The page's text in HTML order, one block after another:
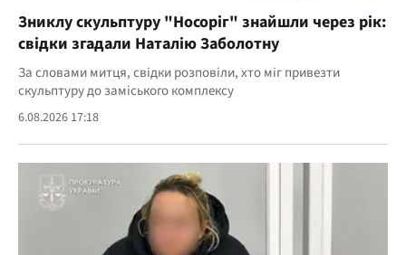
Зниклу скульптуру "Носоріг" знайшли через рік:
свідки згадали Наталію Заболотну
За словами митця, свідки розповіли, хто міг привезти
скульптуру до заміського комплексу
6.08.2026 17:18